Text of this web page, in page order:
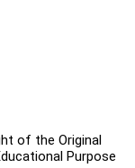
of the Original
Purpose